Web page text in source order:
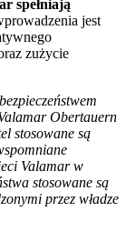
spełniają
jest
zużycie
Obertauern
stosowane są
Valamar w
stosowane są
przez władze